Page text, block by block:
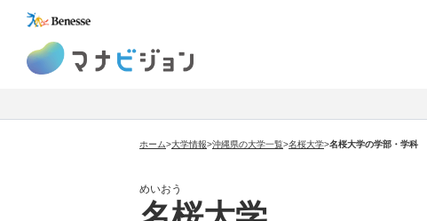
ホーム>大学情報>沖縄県の大学一覧>名桜大学>名桜大学の学部・学科
めいおう